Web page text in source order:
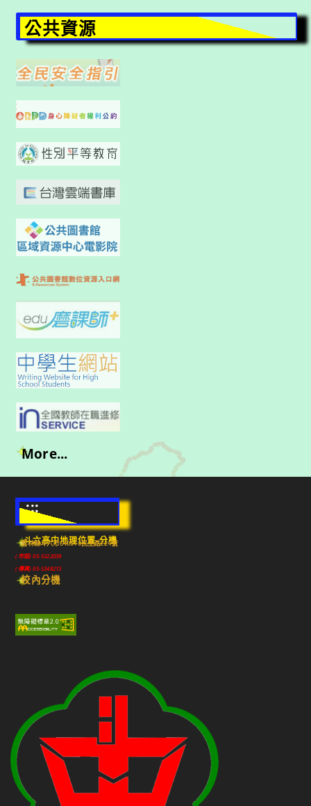
公共資源
More...
:::
斗六高中地理位置-分機
雲林縣斗六市640010民生路224號
(市話) 05-5322039
(傳真) 05-5348213
校內分機